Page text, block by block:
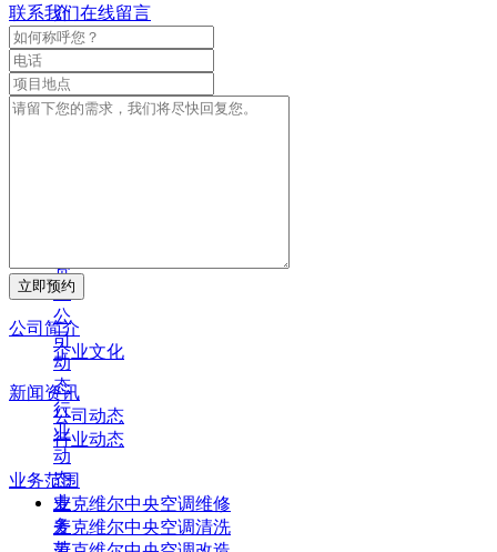
介
公
简
介
资
讯
公
司
动
态
行
业
动
态
业
务
联系我们在线留言
立即预约
公司简介
企业文化
新闻资讯
公司动态
行业动态
业务范围
麦克维尔中央空调维修
麦克维尔中央空调清洗